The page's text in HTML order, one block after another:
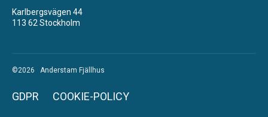
Karlbergsvägen 44
113 62 Stockholm
©2026 Anderstam Fjällhus
GDPR COOKIE-POLICY